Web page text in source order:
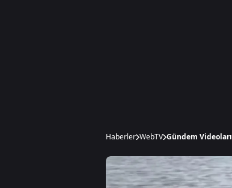
Haberler WebTV Gündem Videoları